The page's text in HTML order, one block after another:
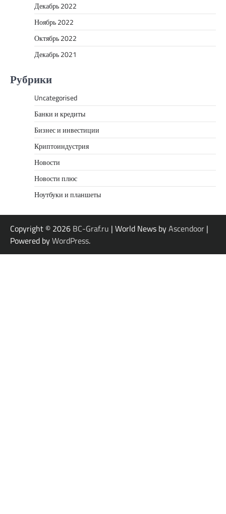
Декабрь 2022
Ноябрь 2022
Октябрь 2022
Декабрь 2021
Рубрики
Uncategorised
Банки и кредиты
Бизнес и инвестиции
Криптоиндустрия
Новости
Новости плюс
Ноутбуки и планшеты
Copyright © 2026 BC-Graf.ru | World News byAscendoor |
Powered byWordPress.